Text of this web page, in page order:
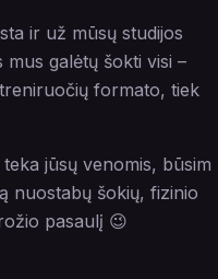
ir už mūsų studijos
galėtų šokti visi –
formato, tiek
jūsų venomis, būsim
nuostabų šokių, fizinio
pasaulį 😉